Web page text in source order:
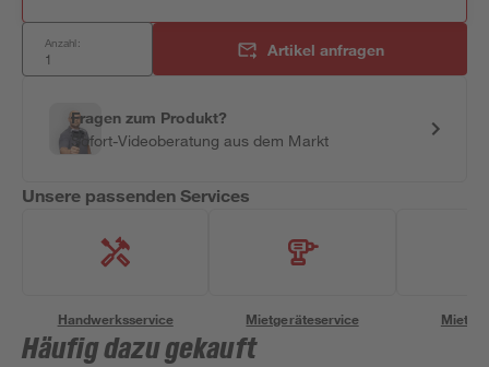
Anzahl: Artikel anfragen
Fragen zum Produkt?
Sofort-Videoberatung aus dem Markt
Unsere passenden Services
Handwerksservice Mietgeräteservice
Häufig dazu gekauft